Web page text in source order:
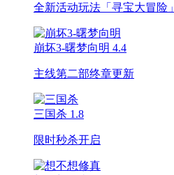
全新活动玩法「寻宝大冒险」
崩坏3-曙梦向明 4.4
主线第二部终章更新
三国杀 1.8
限时秒杀开启